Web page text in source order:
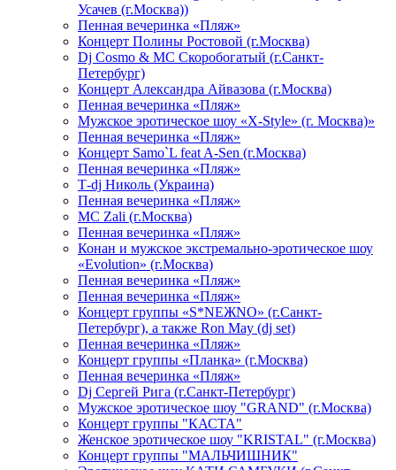
Усачев (г.Москва))
Пенная вечеринка «Пляж»
Концерт Полины Ростовой (г.Москва)
Dj Cosmo & МС Скоробогатый (г.Санкт-
Петербург)
Концерт Александра Айвазова (г.Москва)
Пенная вечеринка «Пляж»
Мужское эротическое шоу «X-Style» (г. Москва)»
Пенная вечеринка «Пляж»
Концерт Samo`L feat A-Sen (г.Москва)
Пенная вечеринка «Пляж»
Т-dj Николь (Украина)
Пенная вечеринка «Пляж»
МС Zali (г.Москва)
Пенная вечеринка «Пляж»
Конан и мужское экстремально-эротическое шоу
«Evolution» (г.Москва)
Пенная вечеринка «Пляж»
Пенная вечеринка «Пляж»
Концерт группы «S*NEЖNO» (г.Санкт-
Петербург), а также Ron May (dj set)
Пенная вечеринка «Пляж»
Концерт группы «Планка» (г.Москва)
Пенная вечеринка «Пляж»
Dj Сергей Рига (г.Санкт-Петербург)
Мужское эротическое шоу "GRAND" (г.Москва)
Концерт группы "КАСТА"
Женское эротическое шоу "KRISTAL" (г.Москва)
Концерт группы "МАЛЬЧИШНИК"